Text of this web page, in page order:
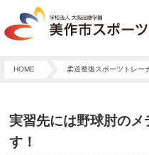
HOME 柔道整復スポーツトレー
実習先には野球肘のメ
す！